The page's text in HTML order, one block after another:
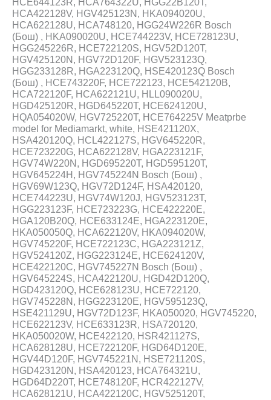
HCA422128V, HGV425123N, HKA094020U,
HCA622128U, HCA748120, HGG24W226R Bosch
(Бош) , HKA090020U, HCE744223V, HCE728123U,
HGG245226R, HCE722120S, HGV52D120T,
HGV425120N, HGV72D120F, HGV523123Q,
HGG233128R, HGA223120Q, HSE420123Q Bosch
(Бош) , HCE743220F, HCE722123, HCE542120B,
HCA722120F, HCA622121U, HLL090020U,
HGD425120R, HGD645220T, HCE624120U,
HQA054020W, HGV725220T, HCE764225V Meatprbe
model for Mediamarkt, white, HSE421120X,
HSA420120Q, HCL422127S, HGV645220R,
HCE723220G, HCA622128V, HGA223121F,
HGV74W220N, HGD695220T, HGD595120T,
HGV645224H, HGV745224N Bosch (Бош) ,
HGV69W123Q, HGV72D124F, HSA420120,
HCE744223U, HGV74W120J, HGV523123T,
HGG223123F, HCE723223G, HCE422220E,
HGA120B20Q, HCE633124E, HGA223120E,
HKA050050Q, HCA622120V, HKA094020W,
HGV745220F, HCE722123C, HGA223121Z,
HGV524120Z, HGG223124E, HCE624120V,
HCE422120C, HGV745227N Bosch (Бош) ,
HGV645224S, HCA422120U, HGD42D120Q,
HGD423120Q, HCE628123U, HCE722120,
HGV745228N, HGG223120E, HGV595123Q,
HSE421129U, HGV72D123F, HKA050020, HGV745220,
HCE622123V, HCE633123R, HSA720120,
HKA050020W, HCE422120, HSR421127S,
HCA628128U, HCE722120F, HGD64D120E,
HGV44D120F, HGV745221N, HSE721120S,
HGD423120N, HSA420123, HCA764321U,
HGD64D220T, HCE748120F, HCR422127V,
HCA628121U, HCA422120C, HGV525120T,